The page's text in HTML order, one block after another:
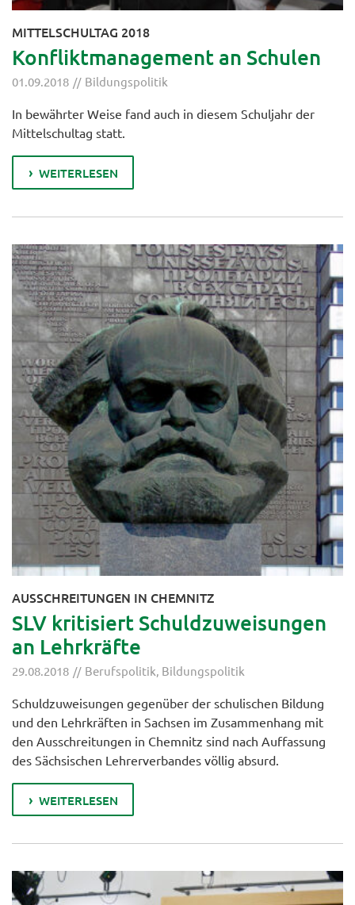
MITTELSCHULTAG 2018
Konfliktmanagement an Schulen
01.09.2018 Bildungspolitik
In bewährter Weise fand auch in diesem Schuljahr der
Mittelschultag statt.
WEITERLESEN
AUSSCHREITUNGEN IN CHEMNITZ
SLV kritisiert Schuldzuweisungen
an Lehrkräfte
29.08.2018 Berufspolitik, Bildungspolitik
Schuldzuweisungen gegenüber der schulischen Bildung
und den Lehrkräften in Sachsen im Zusammenhang mit
den Ausschreitungen in Chemnitz sind nach Auffassung
des Sächsischen Lehrerverbandes völlig absurd.
WEITERLESEN